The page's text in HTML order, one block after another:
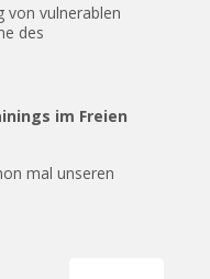
von vulnerablen
des
im Freien
mal unseren